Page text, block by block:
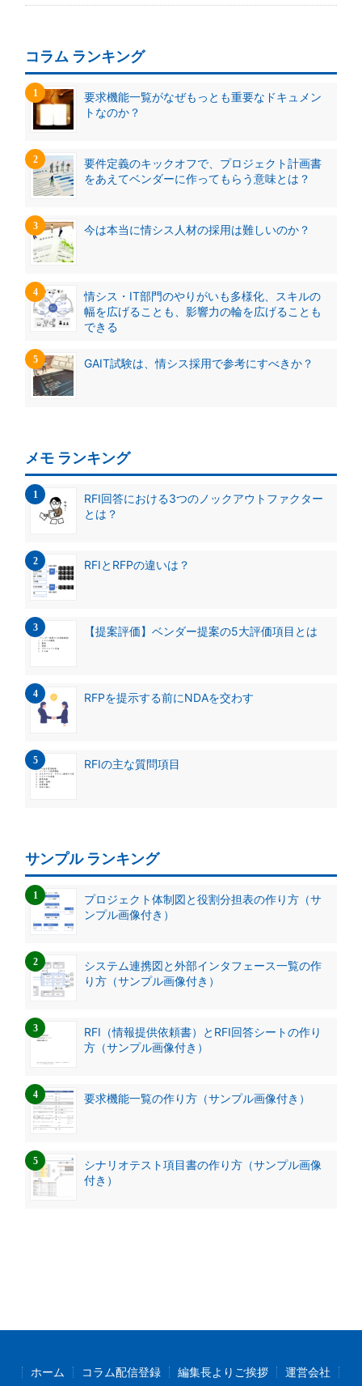
コラム ランキング
要求機能一覧がなぜもっとも重要なドキュメン
トなのか？
要件定義のキックオフで、プロジェクト計画書
をあえてベンダーに作ってもらう意味とは？
今は本当に情シス人材の採用は難しいのか？
情シス・IT部門のやりがいも多様化、スキルの
幅を広げることも、影響力の輪を広げることも
できる
GAIT試験は、情シス採用で参考にすべきか？
メモ ランキング
RFI回答における3つのノックアウトファクター
とは？
RFIとRFPの違いは？
【提案評価】ベンダー提案の5大評価項目とは
RFPを提示する前にNDAを交わす
RFIの主な質問項目
サンプル ランキング
プロジェクト体制図と役割分担表の作り方（サ
ンプル画像付き）
システム連携図と外部インタフェース一覧の作
り方（サンプル画像付き）
RFI（情報提供依頼書）とRFI回答シートの作り
方（サンプル画像付き）
要求機能一覧の作り方（サンプル画像付き）
シナリオテスト項目書の作り方（サンプル画像
付き）
ホーム コラム配信登録 編集長よりご挨拶
運営会社